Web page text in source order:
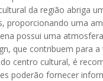
da região abriga
proporcionando uma
possui uma
que contribuem para
centro cultural, é
poderão fornecer